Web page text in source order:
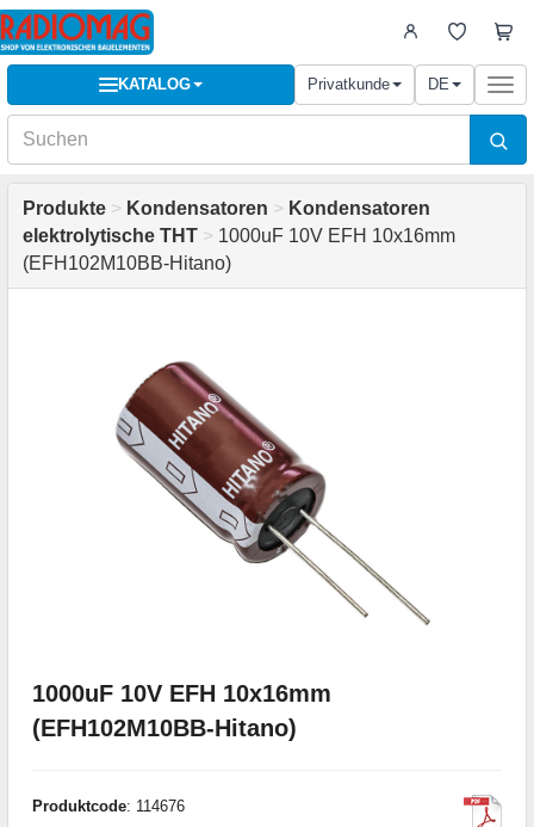
KATALOG Privatkunde DE
Produkte > Kondensatoren > Kondensatoren
elektrolytische THT > 1000uF 10V EFH 10x16mm
(EFH102M10BB-Hitano)
1000uF 10V EFH 10x16mm
(EFH102M10BB-Hitano)
Produktcode: 114676